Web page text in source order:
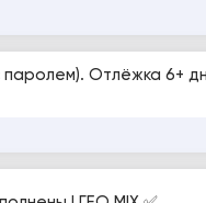
Отлёжка 6+